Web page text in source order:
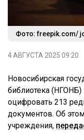
Фото: freepik.com/
4 АВГУСТА 2025 09:20
Новосибирская
библиотека (НГОНБ)
оцифровать 213
документов. Об
учреждения,